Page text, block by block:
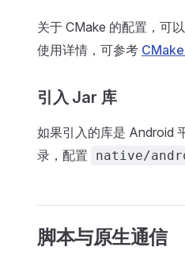
关于 CMake 的配置，可
使用详情，可参考
引入 Jar 库
如果引入的库是 Android
录，配置
native/
脚本与原生通信